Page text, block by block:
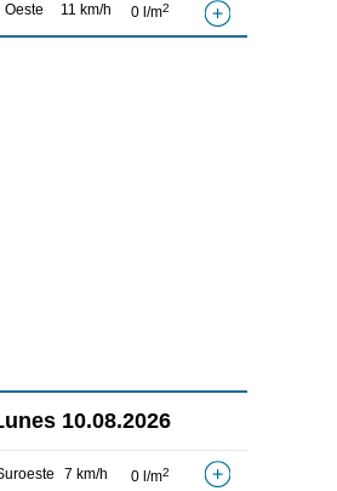
Oeste 11 km/h 0 l/m2
10.08.2026
7 km/h 0 l/m2